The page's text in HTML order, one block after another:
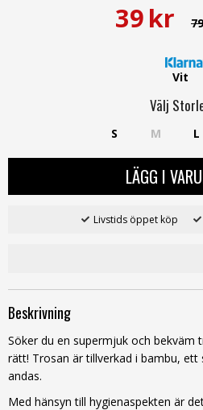
39kr
Vit
Välj
S M L
LÄGG I
Livstids öppet köp
Beskrivning
Söker du en supermjuk och bekväm
rätt! Trosan är tillverkad i bambu,
andas.
Med hänsyn till hygienaspekten är